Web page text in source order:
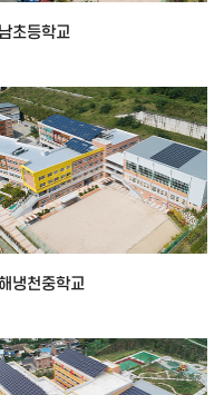
초등학교
냉천중학교